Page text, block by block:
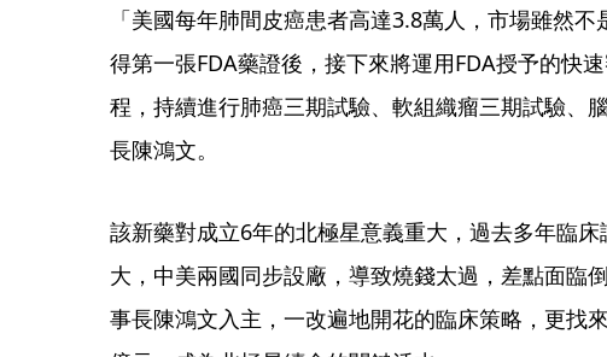
「美國每年肺間皮癌患者高達3.8萬人，市場雖然
得第一張FDA藥證後，接下來將運用FDA授予的快
程，持續進行肺癌三期試驗、軟組織瘤三期試驗、
長陳鴻文。
該新藥對成立6年的北極星意義重大，過去多年臨
大，中美兩國同步設廠，導致燒錢太過，差點面臨
事長陳鴻文入主，一改遍地開花的臨床策略，更找